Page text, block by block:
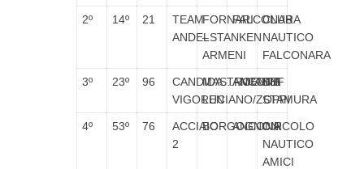
2º 14º 21
TEAM
ANDELSTANKEN
FORNARI
–
ARMENI
FALCONARA
CLUB
NAUTICO
FALCONARA
3º 23º 96
CANDIDA…..MENTE
VIGOREN
MASTROIANNI
LUCIANO/ZOPPI
ANCONA
SEF
STAMURA
4º 53º 76
ACCIAIO
2
BORGOGNONI
ANCONACIRCOLO
NAUTICO
AMICI